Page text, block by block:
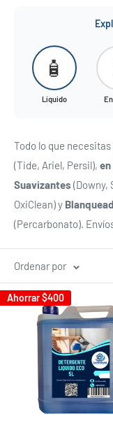
🧴
Líquido
Todo lo que necesitas
(Tide, Ariel, Persil),
Suavizantes (Downy,
OxiClean) y
(Percarbonato).
Ordenar por
Ahorrar$400